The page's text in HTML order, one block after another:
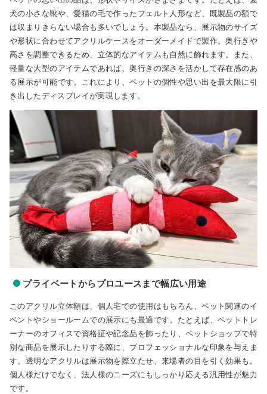
犬の小さな靴や、愛猫の毛で作ったフェルト人形など、既製品の額で
は収まりきらない場合も多いでしょう。本製品なら、展示物のサイズ
や形状に合わせてアクリルケースをオーダーメイドで製作。奥行きや
高さを調整できるため、立体的なアイテムも自然に飾れます。また、
軽量な大型のアイテムであれば、奥行きの深さを活かして存在感のあ
る展示が可能です。これにより、ペットの個性や思い出を最大限に引
き出したディスプレイが実現します。
プライベートからプロユースまで幅広い用途
このアクリル立体額は、個人宅での使用はもちろん、ペット関連のイ
ベントやショールームでの展示にも最適です。たとえば、ペットトレ
ーナーのオフィスで資格証や記念品を飾ったり、ペットショップで特
別な商品を展示したりする際に、プロフェッショナルな印象を与えま
す。透明なアクリルは展示物を際立たせ、来場者の目を引く効果も。
個人様だけでなく、法人様のニーズにもしっかり応える汎用性が魅力
です。